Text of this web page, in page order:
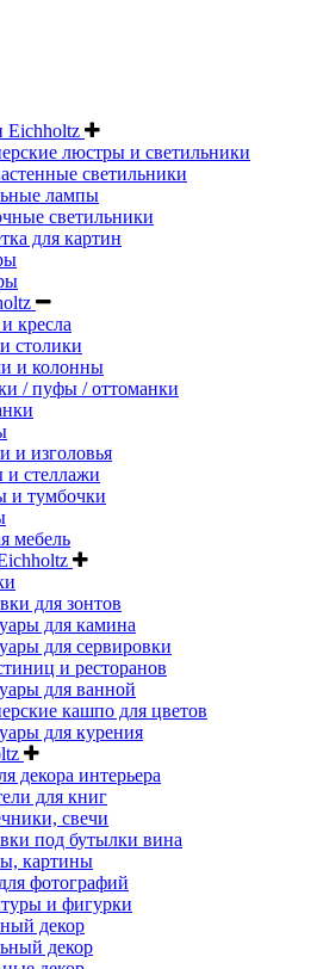
Eichholtz
люстры и светильники
светильники
лампы
светильники
для картин
кресла
столики
и колонны
/ пуфы / оттоманки
и изголовья
стеллажи
и тумбочки
мебель
для зонтов
для камина
для сервировки
и ресторанов
для ванной
кашпо для цветов
для курения
декора интерьера
для книг
свечи
под бутылки вина
картины
фотографий
и фигурки
декор
декор